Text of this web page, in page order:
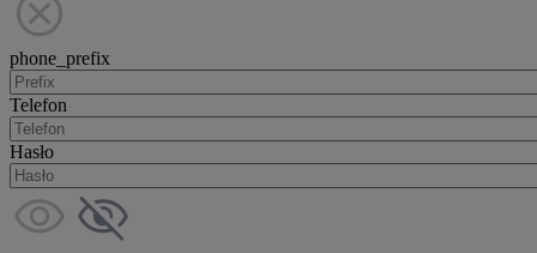
phone_prefix
Telefon
Hasło